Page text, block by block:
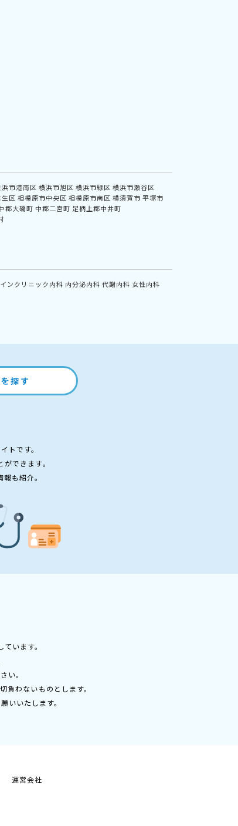
市港南区 横浜市旭区 横浜市緑区 横浜市瀬谷区
区 相模原市中央区 相模原市南区 横須賀市 平塚市
郡大磯町 中郡二宮町 足柄上郡中井町
ンクリニック内科 内分泌内科 代謝内科 女性内科
探す
トです。
できます。
も紹介。
います。
い。
負わないものとします。
いいたします。
運営会社